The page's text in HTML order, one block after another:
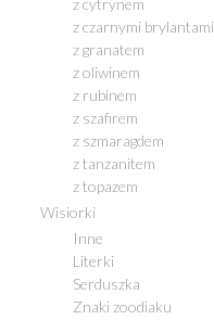
z czarnymi brylantami
z granatem
z oliwinem
z rubinem
z szafirem
z szmaragdem
z tanzanitem
z topazem
Wisiorki
Inne
Literki
Serduszka
Znaki zoodiaku